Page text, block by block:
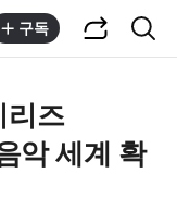
구독
리즈
악 세계 확